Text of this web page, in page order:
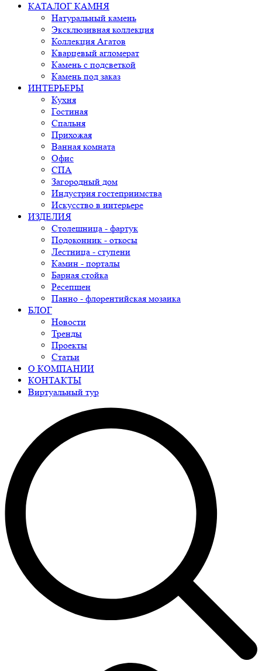
КАТАЛОГ КАМНЯ
Натуральный камень
Эксклюзивная коллекция
Коллекция Агатов
Кварцевый агломерат
Камень с подсветкой
Камень под заказ
ИНТЕРЬЕРЫ
Кухня
Гостиная
Спальня
Прихожая
Ванная комната
Офис
СПА
Загородный дом
Индустрия гостеприимства
Искусство в интерьере
ИЗДЕЛИЯ
Столешница - фартук
Подоконник - откосы
Лестница - ступени
Камин - порталы
Барная стойка
Ресепшен
Панно - флорентийская мозаика
БЛОГ
Новости
Тренды
Проекты
Статьи
О КОМПАНИИ
КОНТАКТЫ
Виртуальный тур